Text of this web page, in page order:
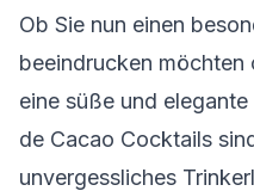
Ob Sie nun einen
beeindrucken
eine süße und
de Cacao Cocktails
unvergessliches